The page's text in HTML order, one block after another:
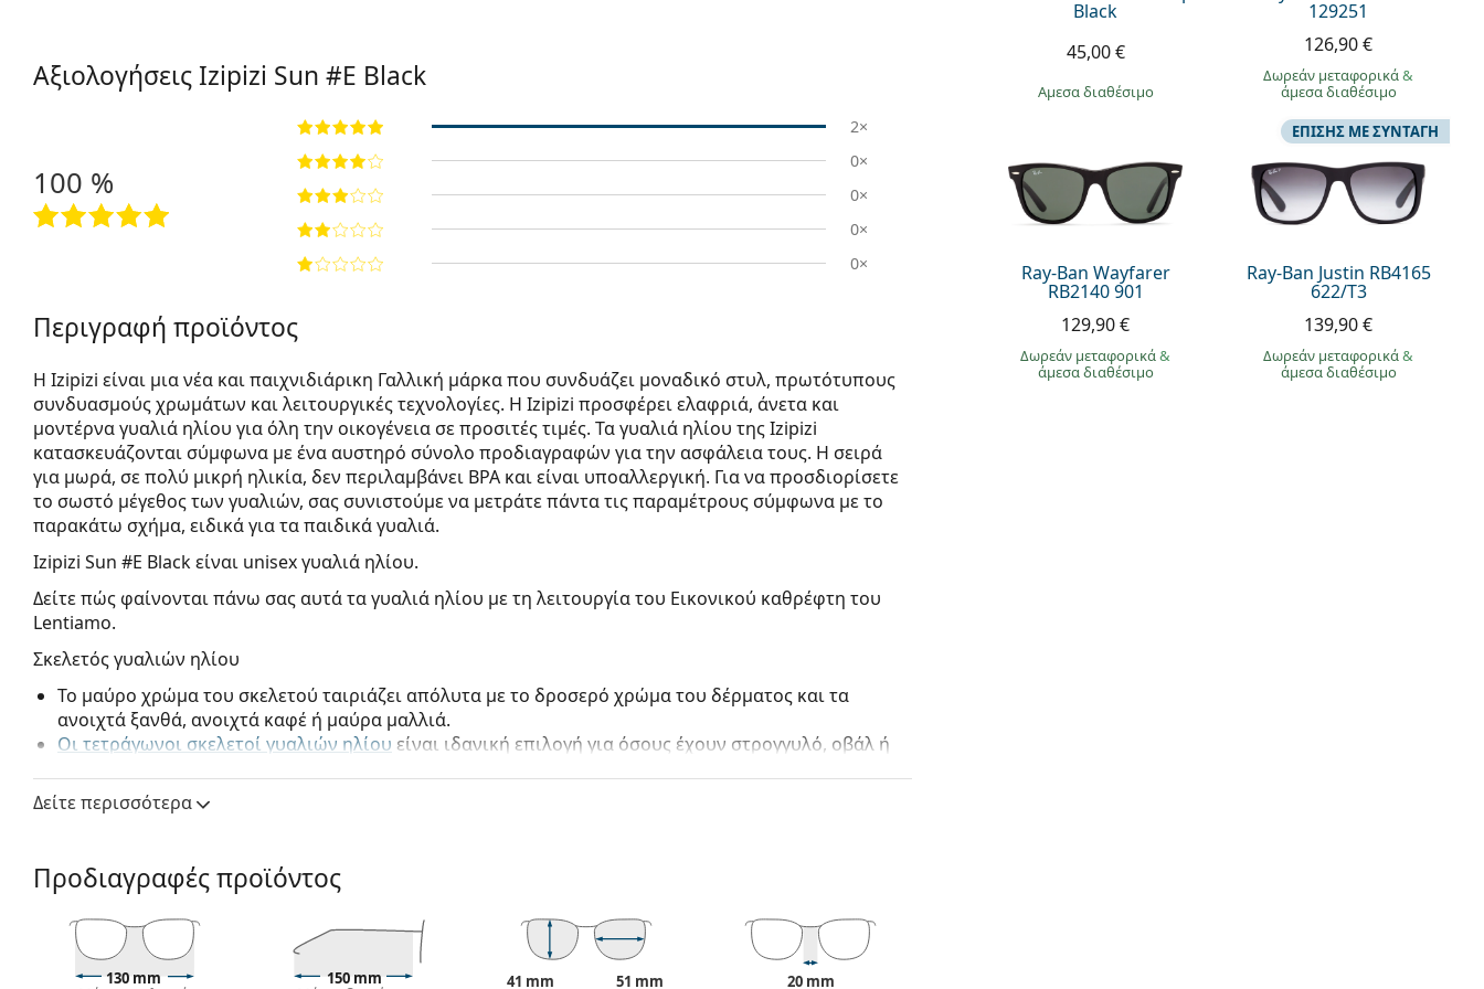
Black
45,00 €
άμεσα διαθέσιμο
129251
126,90 €
Δωρεάν μεταφορικά&
άμεσα διαθέσιμο
Ray-Ban Wayfarer
RB2140 901
129,90 €
Δωρεάν μεταφορικά&
άμεσα διαθέσιμο
Ray-Ban Justin RB4165
622/T3
ΕΠΊΣΗΣ ΜΕ ΣΥΝΤΑΓΉ
139,90 €
Δωρεάν μεταφορικά&
άμεσα διαθέσιμο
Αξιολογήσεις Izipizi Sun #E Black
100 %
2×
0×
0×
0×
0×
Περιγραφή προϊόντος
Η Izipizi είναι μια νέα και παιχνιδιάρικη Γαλλική μάρκα που συνδυάζει μοναδικό στυλ, πρωτότυπους
συνδυασμούς χρωμάτων και λειτουργικές τεχνολογίες. Η Izipizi προσφέρει ελαφριά, άνετα και
μοντέρνα γυαλιά ηλίου για όλη την οικογένεια σε προσιτές τιμές. Τα γυαλιά ηλίου της Izipizi
κατασκευάζονται σύμφωνα με ένα αυστηρό σύνολο προδιαγραφών για την ασφάλεια τους. Η σειρά
για μωρά, σε πολύ μικρή ηλικία, δεν περιλαμβάνει BPA και είναι υποαλλεργική. Για να προσδιορίσετε
το σωστό μέγεθος των γυαλιών, σας συνιστούμε να μετράτε πάντα τις παραμέτρους σύμφωνα με το
παρακάτω σχήμα, ειδικά για τα παιδικά γυαλιά.
Izipizi Sun #E Blackείναι unisex γυαλιά ηλίου.
Δείτε πώς φαίνονται πάνω σας αυτά τα γυαλιά ηλίου με τη λειτουργία του Εικονικού καθρέφτη του
Lentiamo.
Σκελετός γυαλιών ηλίου
Το μαύρο χρώμα του σκελετού ταιριάζει απόλυτα με το δροσερό χρώμα του δέρματος και τα
ανοιχτά ξανθά, ανοιχτά καφέ ή μαύρα μαλλιά.
Οι τετράγωνοι σκελετοί γυαλιών ηλίου είναι ιδανική επιλογή για όσους έχουν στρογγυλό, οβάλ ή
Ο σκελετός των γυαλιών ηλίου είναι κατασκευασμένος από υψηλής ποιότητας πλαστικό, το οποίο
προσφέρει μεγάλη αντοχή και άνεση.
90 ° μοίρες, με αποτέλεσμα την καλύτερη άνεση στη χρήση των γυαλιών. Οι σκελετοί είναι πιο
ανθεκτικοί στις βλάβες και διατηρούν περισσότερο τη σωστή εφαρμογή των γυαλιών.
Οι αρχικοί φακοί μπορούν να αντικατασταθούν με εξατομικευμένους φακούς διαφόρων τύπων, με
ή χωρίς συνταγή.
Φακός γυαλιών ηλίου
Δείτε περισσότερα
Προδιαγραφές προϊόντος
130 mm 150 mm 41 mm 51 mm 20 mm